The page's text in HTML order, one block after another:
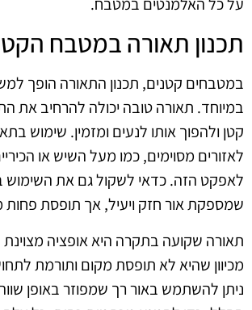
תכנון תאורה במטבח
במטבחים קטנים, תכנון התאורה הופך
במיוחד. תאורה טובה יכולה להרחיב את
קטן ולהפוך אותו לנעים ומזמין. שימוש
לאזורים מסוימים, כמו מעל השיש או
שמספקת אור חזק ויעיל, אך תופסת פחות
תאורה שקועה בתקרה היא אופציה
מכיוון שהיא לא תופסת מקום ותורמת
ניתן להשתמש באור רך שמפוזר באופן